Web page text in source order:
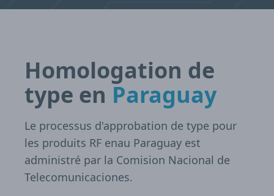
Homologation de
type en Paraguay
Le processus d'approbation de type pour
les produits RF enau Paraguay est
administré par la Comision Nacional de
Telecomunicaciones.